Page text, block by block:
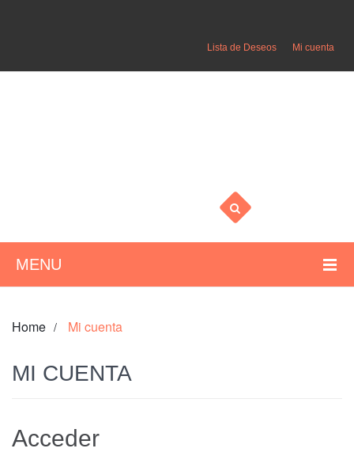
Lista de Deseos Mi cuenta
MENU
HOMBRE
NIÑO
Home / Mi cuenta
MI CUENTA
Acceder